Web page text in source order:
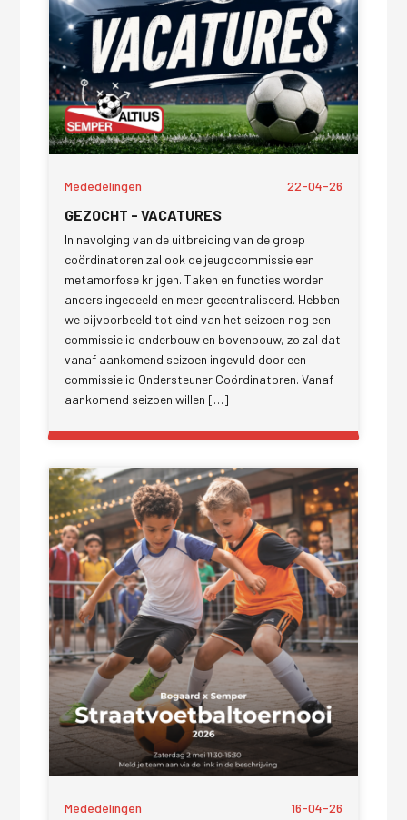
Mededelingen 22-04-26
GEZOCHT - VACATURES
In navolging van de uitbreiding van de groep
coördinatoren zal ook de jeugdcommissie een
metamorfose krijgen. Taken en functies worden
anders ingedeeld en meer gecentraliseerd. Hebben
we bijvoorbeeld tot eind van het seizoen nog een
commissielid onderbouw en bovenbouw, zo zal dat
vanaf aankomend seizoen ingevuld door een
commissielid Ondersteuner Coördinatoren. Vanaf
aankomend seizoen willen […]
Mededelingen 16-04-26